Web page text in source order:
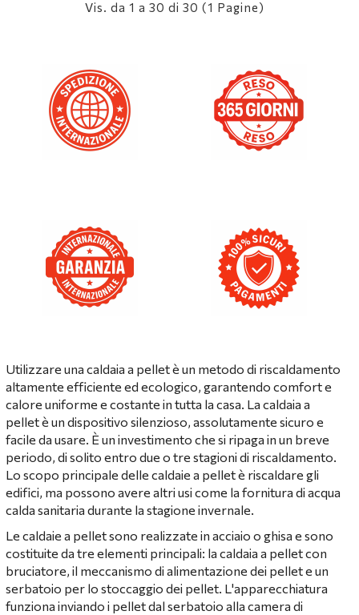
Vis. da 1 a 30 di 30 (1 Pagine)
Utilizzare una caldaia a pellet è un metodo di riscaldamento
altamente efficiente ed ecologico, garantendo comfort e
calore uniforme e costante in tutta la casa. La caldaia a
pellet è un dispositivo silenzioso, assolutamente sicuro e
facile da usare. È un investimento che si ripaga in un breve
periodo, di solito entro due o tre stagioni di riscaldamento.
Lo scopo principale delle caldaie a pellet è riscaldare gli
edifici, ma possono avere altri usi come la fornitura di acqua
calda sanitaria durante la stagione invernale.
Le caldaie a pellet sono realizzate in acciaio o ghisa e sono
costituite da tre elementi principali: la caldaia a pellet con
bruciatore, il meccanismo di alimentazione dei pellet e un
serbatoio per lo stoccaggio dei pellet. L'apparecchiatura
funziona inviando i pellet dal serbatoio alla camera di